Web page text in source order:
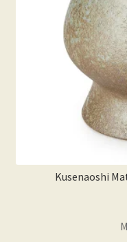
Kusenaoshi